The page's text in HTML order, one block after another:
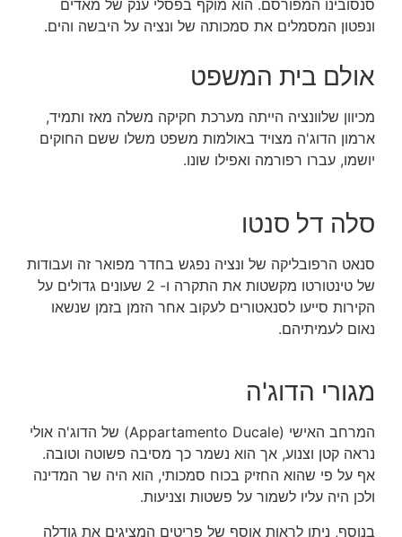
סנסובינו המפורסם. הוא מוקף בפסלי ענק של מאדים
ונפטון המסמלים את סמכותה של ונציה על היבשה והים.
אולם בית המשפט
מכיוון שלוונציה הייתה מערכת חקיקה משלה מאז ותמיד,
ארמון הדוג'ה מצויד באולמות משפט משלו ששם החוקים
יושמו, עברו רפורמה ואפילו שונו.
סלה דל סנטו
סנאט הרפובליקה של ונציה נפגש בחדר מפואר זה ועבודות
של טינטורטו מקשטות את התקרה ו- 2 שעונים גדולים על
הקירות סייעו לסנאטורים לעקוב אחר הזמן בזמן שנשאו
נאום לעמיתיהם.
מגורי הדוג'ה
המרחב האישי (Appartamento Ducale)
של הדוג'ה אולי
נראה קטן וצנוע, אך הוא נשמר כך מסיבה פשוטה וטובה.
אף על פי שהוא החזיק בכוח סמכותי, הוא היה שר המדינה
ולכן היה עליו לשמור על פשטות וצניעות.
בנוסף, ניתן לראות אוסף של פריטים המציגים את גודלה